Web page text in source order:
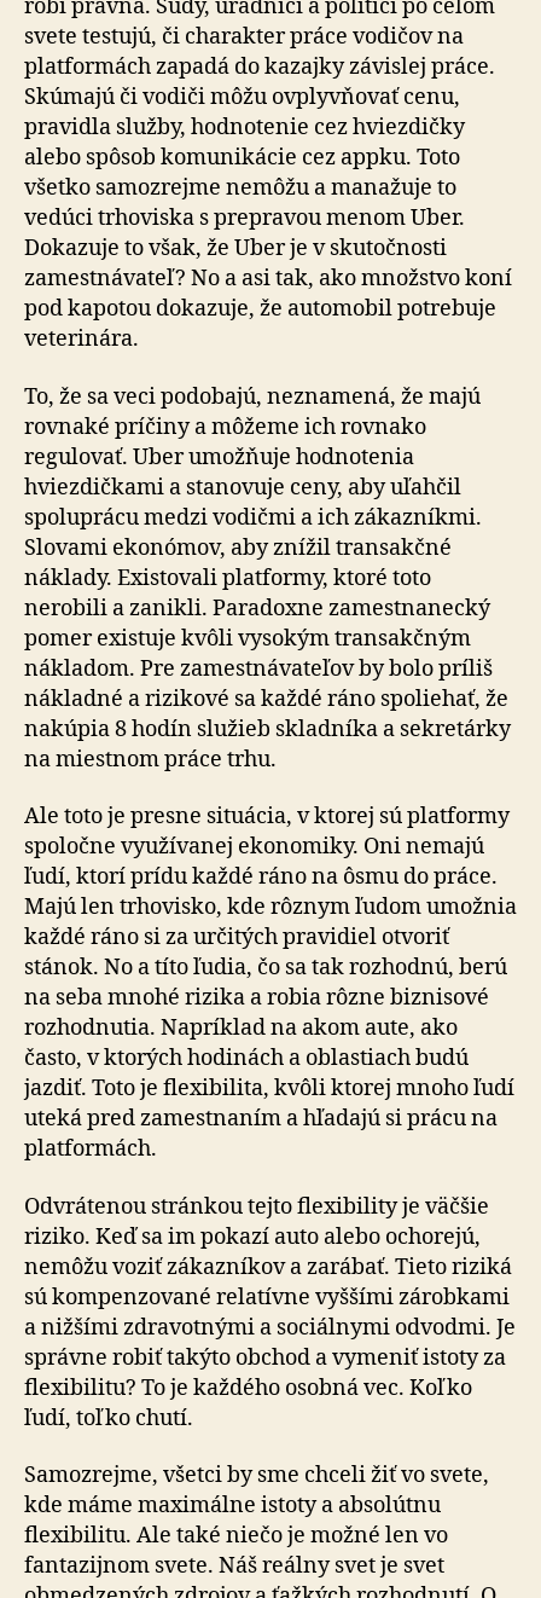
robí právna. Súdy, úradníci a politici po celom
svete testujú, či charakter práce vodičov na
platformách zapadá do kazajky závislej práce.
Skúmajú či vodiči môžu ovplyvňovať cenu,
pravidla služby, hodnotenie cez hviezdičky
alebo spôsob komunikácie cez appku. Toto
všetko samozrejme nemôžu a manažuje to
vedúci trhoviska s prepravou menom Uber.
Dokazuje to však, že Uber je v skutočnosti
zamestnávateľ? No a asi tak, ako množstvo koní
pod kapotou dokazuje, že automobil potrebuje
veterinára.
To, že sa veci podobajú, neznamená, že majú
rovnaké príčiny a môžeme ich rovnako
regulovať. Uber umožňuje hodnotenia
hviezdičkami a stanovuje ceny, aby uľahčil
spoluprácu medzi vodičmi a ich zákazníkmi.
Slovami ekonómov, aby znížil transakčné
náklady. Existovali platformy, ktoré toto
nerobili a zanikli. Paradoxne zamestnanecký
pomer existuje kvôli vysokým transakčným
nákladom. Pre zamestnávateľov by bolo príliš
nákladné a rizikové sa každé ráno spoliehať, že
nakúpia 8 hodín služieb skladníka a sekretárky
na miestnom práce trhu.
Ale toto je presne situácia, v ktorej sú platformy
spoločne využívanej ekonomiky. Oni nemajú
ľudí, ktorí prídu každé ráno na ôsmu do práce.
Majú len trhovisko, kde rôznym ľudom umožnia
každé ráno si za určitých pravidiel otvoriť
stánok. No a títo ľudia, čo sa tak rozhodnú, berú
na seba mnohé rizika a robia rôzne biznisové
rozhodnutia. Napríklad na akom aute, ako
často, v ktorých hodinách a oblastiach budú
jazdiť. Toto je flexibilita, kvôli ktorej mnoho ľudí
uteká pred zamestnaním a hľadajú si prácu na
platformách.
Odvrátenou stránkou tejto flexibility je väčšie
riziko. Keď sa im pokazí auto alebo ochorejú,
nemôžu voziť zákazníkov a zarábať. Tieto riziká
sú kompenzované relatívne vyššími zárobkami
a nižšími zdravotnými a sociálnymi odvodmi. Je
správne robiť takýto obchod a vymeniť istoty za
flexibilitu? To je každého osobná vec. Koľko
ľudí, toľko chutí.
Samozrejme, všetci by sme chceli žiť vo svete,
kde máme maximálne istoty a absolútnu
flexibilitu. Ale také niečo je možné len vo
fantazijnom svete. Náš reálny svet je svet